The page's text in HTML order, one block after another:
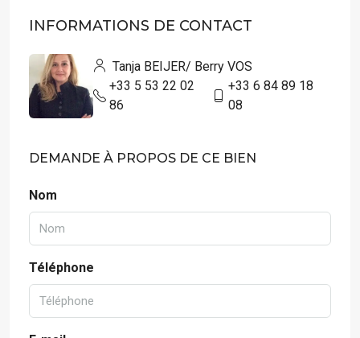
INFORMATIONS DE CONTACT
Tanja BEIJER/ Berry VOS
+33 5 53 22 02
86
+33 6 84 89 18
08
DEMANDE À PROPOS DE CE BIEN
Nom
Téléphone